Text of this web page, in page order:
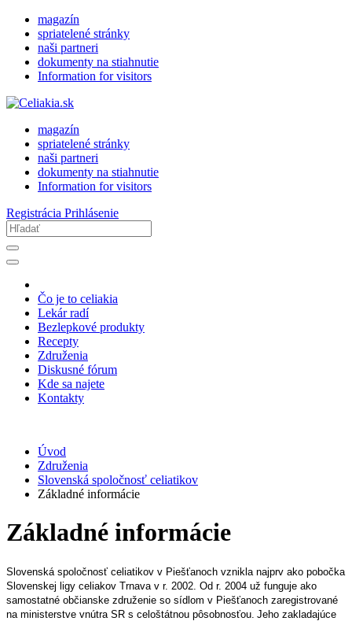
magazín
spriatelené stránky
naši partneri
dokumenty na stiahnutie
Information for visitors
magazín
spriatelené stránky
naši partneri
dokumenty na stiahnutie
Information for visitors
Registrácia Prihlásenie
Čo je to celiakia
Lekár radí
Bezlepkové produkty
Recepty
Združenia
Diskusné fórum
Kde sa najete
Kontakty
Úvod
Združenia
Slovenská spoločnosť celiatikov
Základné informácie
Základné informácie
Slovenská spoločnosť celiatikov v Piešťanoch vznikla najprv ako pobočka
Slovenskej ligy celiakov Trnava v r. 2002. Od r. 2004 už funguje ako
samostatné občianske združenie so sídlom v Piešťanoch zaregistrované
na ministerstve vnútra SR s celoštátnou pôsobnosťou. Jeho zakladajúce